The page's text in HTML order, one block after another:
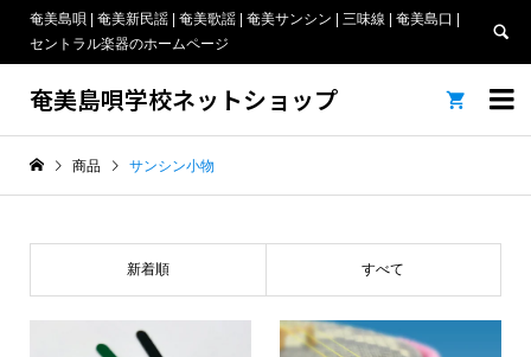
奄美島唄 | 奄美新民謡 | 奄美歌謡 | 奄美サンシン | 三味線 | 奄美島口 |
セントラル楽器のホームページ

奄美島唄学校ネットショップ 
商品 サンシン小物
新着順 すべて